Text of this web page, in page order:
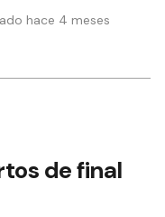
hace 4 meses
de final